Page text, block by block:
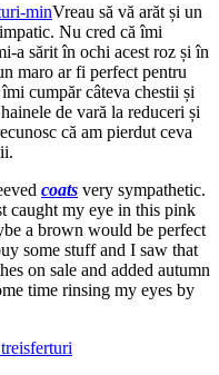
Vreau să vă arăt și un
Nu cred că îmi
a sărit în ochi acest roz și în
maro ar fi perfect pentru
cumpăr câteva chestii și
de vară la reduceri și
că am pierdut ceva
coats very sympathetic.
caught my eye in this pink
a brown would be perfect
some stuff and I saw that
on sale and added autumn
time rinsing my eyes by